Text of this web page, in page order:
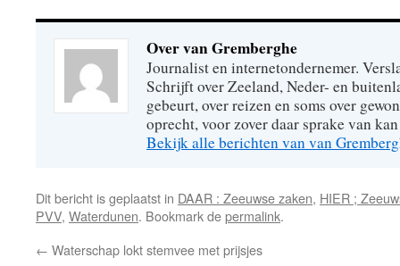
Over van Gremberghe
Journalist en internetondernemer.
Schrijft over Zeeland, Neder- en
gebeurt, over reizen en soms over
oprecht, voor zover daar sprake van
Bekijk alle berichten van van
Dit bericht is geplaatst in DAAR : Zeeuwse zaken, HIER ;
PVV, Waterdunen. Bookmark depermalink.
← Waterschap lokt stemvee met prijsjes